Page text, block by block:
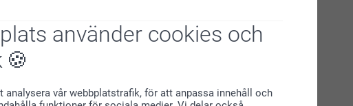
använder cookies och
vår webbplatstrafik, för att anpassa innehåll och